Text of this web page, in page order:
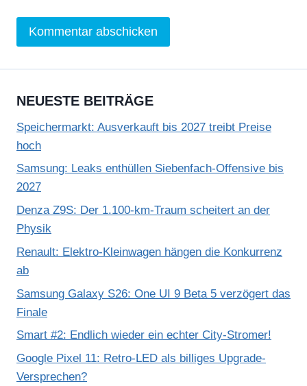
NEUESTE BEITRÄGE
Speichermarkt: Ausverkauft bis 2027 treibt Preise
hoch
Samsung: Leaks enthüllen Siebenfach-Offensive bis
2027
Denza Z9S: Der 1.100-km-Traum scheitert an der
Physik
Renault: Elektro-Kleinwagen hängen die Konkurrenz
ab
Samsung Galaxy S26: One UI 9 Beta 5 verzögert das
Finale
Smart #2: Endlich wieder ein echter City-Stromer!
Google Pixel 11: Retro-LED als billiges Upgrade-
Versprechen?